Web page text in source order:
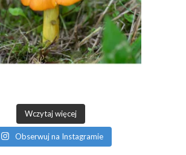
Wczytaj więcej
Obserwuj na Instagramie